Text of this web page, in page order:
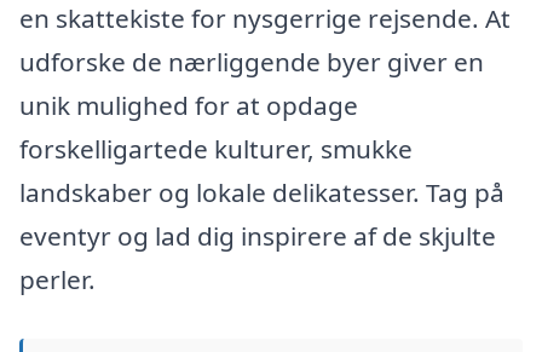
en skattekiste for nysgerrige rejsende. At
udforske de nærliggende byer giver en
unik mulighed for at opdage
forskelligartede kulturer, smukke
landskaber og lokale delikatesser. Tag på
eventyr og lad dig inspirere af de skjulte
perler.